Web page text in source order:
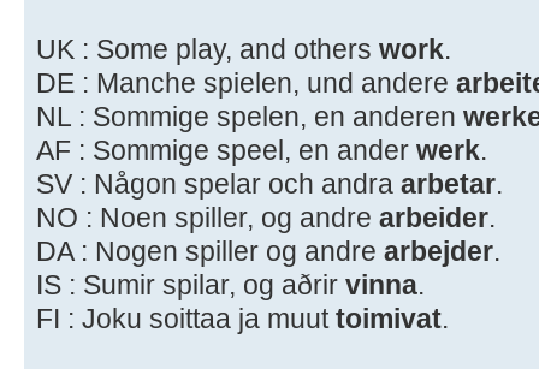
UK : Some play, and others work.
DE : Manche spielen, und andere
NL : Sommige spelen, en anderen
AF : Sommige speel, en ander werk.
SV : Någon spelar och andra arbetar.
NO : Noen spiller, og andre arbeider.
DA : Nogen spiller og andre arbejder.
IS : Sumir spilar, og aðrir vinna.
FI : Joku soittaa ja muuttoimivat.